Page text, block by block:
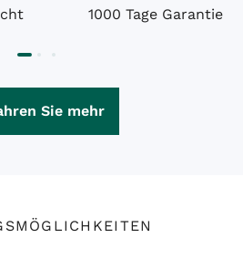
1000 Tage Garantie
Sie mehr